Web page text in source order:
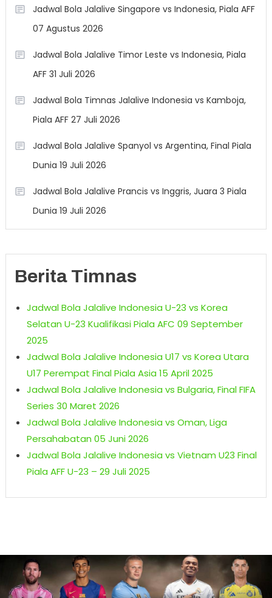
Jadwal Bola Jalalive Singapore vs Indonesia, Piala AFF
07 Agustus 2026
Jadwal Bola Jalalive Timor Leste vs Indonesia, Piala
AFF 31 Juli 2026
Jadwal Bola Timnas Jalalive Indonesia vs Kamboja,
Piala AFF 27 Juli 2026
Jadwal Bola Jalalive Spanyol vs Argentina, Final Piala
Dunia 19 Juli 2026
Jadwal Bola Jalalive Prancis vs Inggris, Juara 3 Piala
Dunia 19 Juli 2026
Berita Timnas
Jadwal Bola Jalalive Indonesia U-23 vs Korea
Selatan U-23 Kualifikasi Piala AFC 09 September
2025
Jadwal Bola Jalalive Indonesia U17 vs Korea Utara
U17 Perempat Final Piala Asia 15 April 2025
Jadwal Bola Jalalive Indonesia vs Bulgaria, Final FIFA
Series 30 Maret 2026
Jadwal Bola Jalalive Indonesia vs Oman, Liga
Persahabatan 05 Juni 2026
Jadwal Bola Jalalive Indonesia vs Vietnam U23 Final
Piala AFF U-23 – 29 Juli 2025